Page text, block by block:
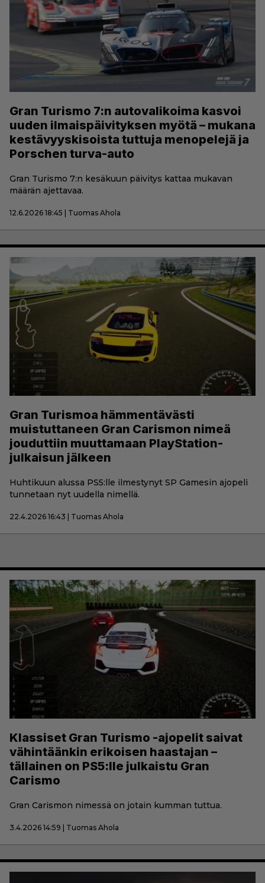
Gran Turismo 7:n autovalikoima kasvoi
uuden ilmaispäivityksen myötä – mukana
kestävyyskisoista tuttuja menopelejä ja
Porschen turva-auto
Gran Turismo 7:n kesäkuun päivitys kattaa mukavan
määrän ajettavaa.
12.6.2026 18:45 | Tuomas Ahola
Gran Turismoa hämmentävästi
muistuttaneen Gran Carismon nimeä
jouduttiin muuttamaan PlayStation-
julkaisun jälkeen
Huhtikuun alussa PS5:lle ilmestynyt SP Gamesin ajopeli
tunnetaan nyt uudella nimellä.
22.4.2026 16:43 | Tuomas Ahola
Klassiset Gran Turismo -ajopelit saivat
vähintäänkin erikoisen haastajan –
tällainen on PS5:lle julkaistu Gran
Carismo
Gran Carismon nimessä on jotain kumman tuttua.
3.4.2026 14:59 | Tuomas Ahola